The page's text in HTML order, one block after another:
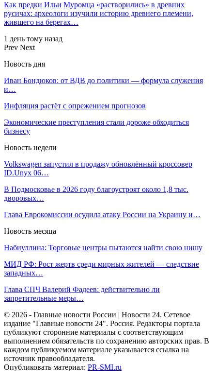
Как предки Ильи Муромца «растворились» в древних
русичах: археологи изучили историю древнего племени,
жившего на берегах…
1 день тому назад
Prev Next
Новость дня
Иван Бондюков: от ВДВ до политики — формула служения
и…
Инфляция растёт с опрежением прогнозов
Экономические преступления стали дороже обходиться
бизнесу
Новость недели
Volkswagen запустил в продажу обновлённый кроссовер
ID.Unyx 06…
В Подмосковье в 2026 году благоустроят около 1,8 тыс.
дворовых…
Глава Еврокомиссии осудила атаку России на Украину и…
Новость месяца
Набиуллина: Торговые центры пытаются найти свою нишу
МИД РФ: Рост жертв среди мирных жителей — следствие
западных…
Глава СПЧ Валерий Фадеев: действительно ли
запретительные меры…
© 2026 - Главные новости России | Новости 24. Сетевое
издание "Главные новости 24". Россия. Редакторы портала
публикуют сторонние материалы с соответствующим
выполнением обязательств по сохранению авторских прав. В
каждом публикуемом материале указывается ссылка на
источник правообладателя.
Опубликовать материал: PR-SMI.ru